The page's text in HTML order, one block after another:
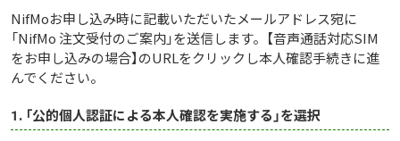
NifMoお申し込み時に記載いただいたメールアドレス宛に
「NifMo 注文受付のご案内」を送信します。【音声通話対応SIM
をお申し込みの場合】のURLをクリックし本人確認手続きに進
んでください。
1. 「公的個人認証による本人確認を実施する」を選択